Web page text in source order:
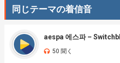
同じテーマの着信音
aespa 에스파 –
50 聞く